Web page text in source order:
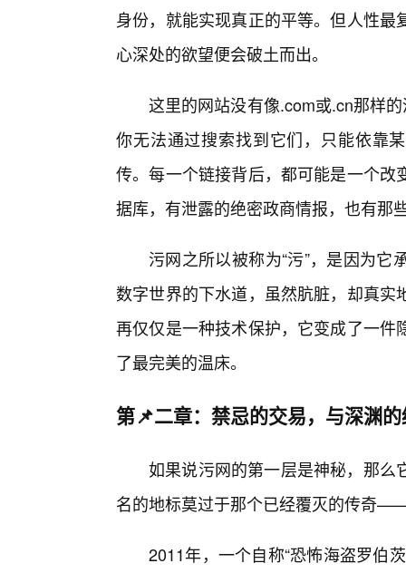
身份，就能实现真正的平等。但人性
心深处的欲望便会破土而出。
这里的网站没有像.com或.cn那样
你无法通过搜索找到它们，只能依靠
传。每一个链接背后，都可能是一个
据库，有泄露的绝密政商情报，也有那
污网之所以被称为“污”，是因为
数字世界的下水道，虽然肮脏，却真
再仅仅是一种技术保护，它变成了一
了最完美的温床。
第📌二章：禁忌的交易，与深渊
如果说污网的第一层是神秘，那么
名的地标莫过于那个已经覆灭的传奇
2011年，一个自称“恐怖海盗罗伯